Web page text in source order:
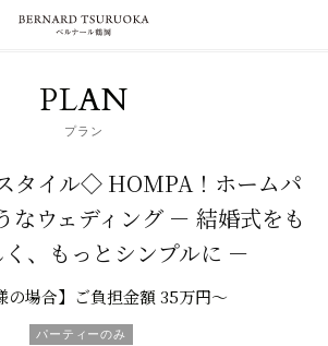
PLAN
プラン
タイル◇ HOMPA！ホームパ
なウェディング － 結婚式をも
、もっとシンプルに －
の場合】ご負担金額 35万円～
パーティーのみ